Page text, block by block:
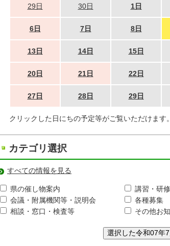
29日 30日 1日
6日 7日 8日
13日 14日 15日
20日 21日 22日
27日 28日 29日
クリックした日にちの予定等がご覧いただけます。
カテゴリ選択
すべての情報を見る
県の催し物案内 講習・研
会議・附属機関等・説明会
各種募集
相談・窓口・検査等
その他お
選択した令和07年